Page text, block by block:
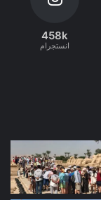
458k
انستجرام